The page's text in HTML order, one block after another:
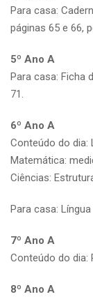
Para casa:
páginas 65 e 66,
5º Ano A
Para casa: Ficha
71.
6º Ano A
Conteúdo do dia:
Matemática:
Ciências:
Para casa:
7º Ano A
Conteúdo do dia:
8º Ano A